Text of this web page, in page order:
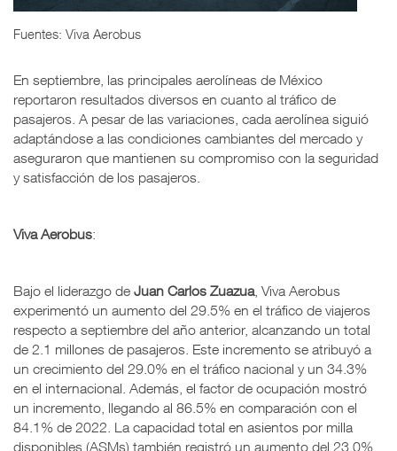
Fuentes: Viva Aerobus
En septiembre, las principales aerolíneas de México
reportaron resultados diversos en cuanto al tráfico de
pasajeros. A pesar de las variaciones, cada aerolínea siguió
adaptándose a las condiciones cambiantes del mercado y
aseguraron que mantienen su compromiso con la seguridad
y satisfacción de los pasajeros.
Viva Aerobus:
Bajo el liderazgo de Juan Carlos Zuazua, Viva Aerobus
experimentó un aumento del 29.5% en el tráfico de viajeros
respecto a septiembre del año anterior, alcanzando un total
de 2.1 millones de pasajeros. Este incremento se atribuyó a
un crecimiento del 29.0% en el tráfico nacional y un 34.3%
en el internacional. Además, el factor de ocupación mostró
un incremento, llegando al 86.5% en comparación con el
84.1% de 2022. La capacidad total en asientos por milla
disponibles (ASMs) también registró un aumento del 23.0%